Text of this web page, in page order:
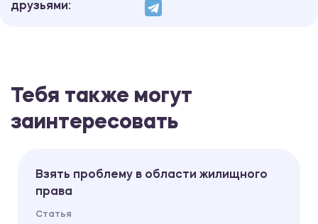
друзьями:
Тебя также могут
заинтересовать
Взять проблему в области жилищного
права
Статья